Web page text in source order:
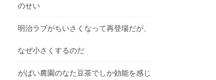
のせい
明治ラブがちいさくなって再登場だが、
なぜ小さくするのだ
がばい農園のなた豆茶でしか効能を感じ